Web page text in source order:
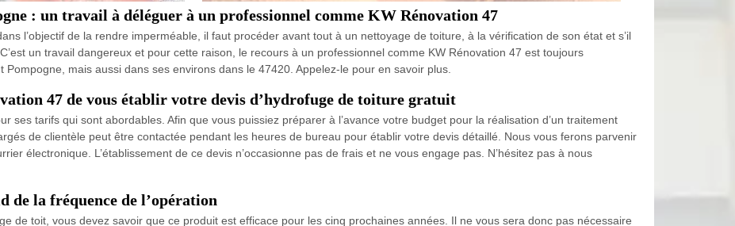
: un travail à déléguer à un professionnel comme KW Rénovation 47
l’objectif de la rendre imperméable, il faut procéder avant tout à un nettoyage de toiture, à la vérification de son état et s’il
un travail dangereux et pour cette raison, le recours à un professionnel comme KW Rénovation 47 est toujours
mais aussi dans ses environs dans le 47420. Appelez-le pour en savoir plus.
47 de vous établir votre devis d’hydrofuge de toiture gratuit
ses tarifs qui sont abordables. Afin que vous puissiez préparer à l’avance votre budget pour la réalisation d’un traitement
de clientèle peut être contactée pendant les heures de bureau pour établir votre devis détaillé. Nous vous ferons parvenir
électronique. L’établissement de ce devis n’occasionne pas de frais et ne vous engage pas. N’hésitez pas à nous
de la fréquence de l’opération
de toit, vous devez savoir que ce produit est efficace pour les cinq prochaines années. Il ne vous sera donc pas nécessaire